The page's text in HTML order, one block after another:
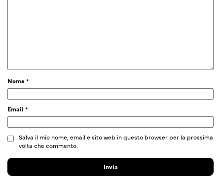
Nome*
Email *
Salva il mio nome, email e sito web in questo browser per la prossima
volta che commento.